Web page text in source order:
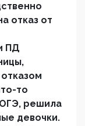
отказ от
ПД
то
решила
девочки.